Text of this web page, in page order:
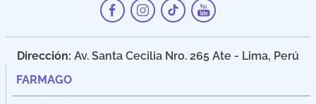
Dirección: Av. Santa Cecilia Nro. 265 Ate - Lima, Perú
FARMAGO